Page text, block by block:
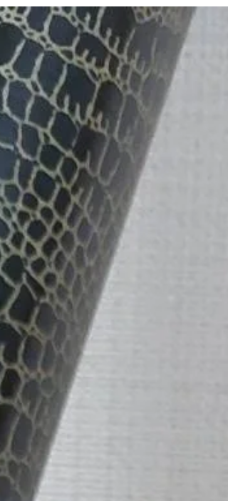
に操りながら、頑固に張り付いた古い床材
バリバリと剥がしていきます。 まるでペリ
ペリとシールを剥がすように見えますが 重
い機会を操る職人さんの絶妙な力加減があ
てこそのスピード感です。 古いものをただ
壊すだけでなく、次の新しい住まいづくり
ための大切な下準備。 これからも、見えな
い部分もしっかりとこだわりを持って施工
ていきます！